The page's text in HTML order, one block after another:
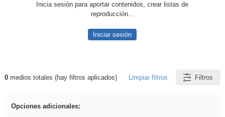
Inicia sesión para aportar contenidos, crear listas de
reproducción...
Iniciar sesión
Resultados de: rezo
0medios totales (hay filtros aplicados) Limpiar filtros Filtros
Opciones adicionales: